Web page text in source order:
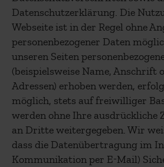
Datenschutzerklärung. Die
Webseite ist in der Regel ohne
personenbezogener Daten
unseren Seiten
(beispielsweise Name, Anschrift
Adressen) erhoben werden,
möglich, stets auf freiwilliger
werden ohne Ihre ausdrückliche
an Dritte weitergegeben. Wir
dass die Datenübertragung im
Kommunikation per E-Mail)